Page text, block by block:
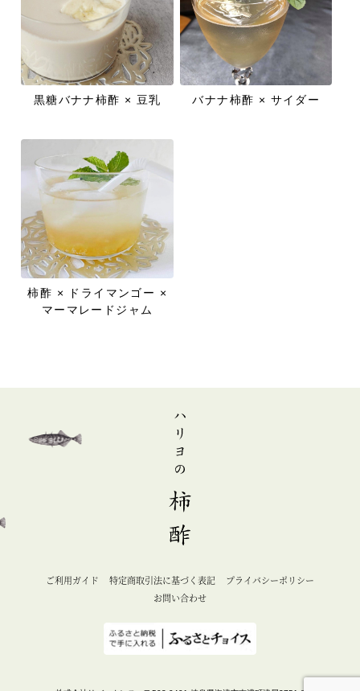
黒糖バナナ柿酢 × 豆乳 バナナ柿酢 × サイダー
柿酢 × ドライマンゴー ×
マーマレードジャム
ご利用ガイド 特定商取引法に基づく表記
プライバシーポリシー
お問い合わせ